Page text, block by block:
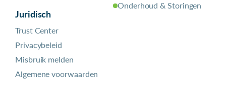
Juridisch
Trust Center
Privacybeleid
Misbruik melden
Algemene voorwaarden
Onderhoud & Storingen